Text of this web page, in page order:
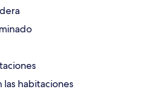
habitaciones